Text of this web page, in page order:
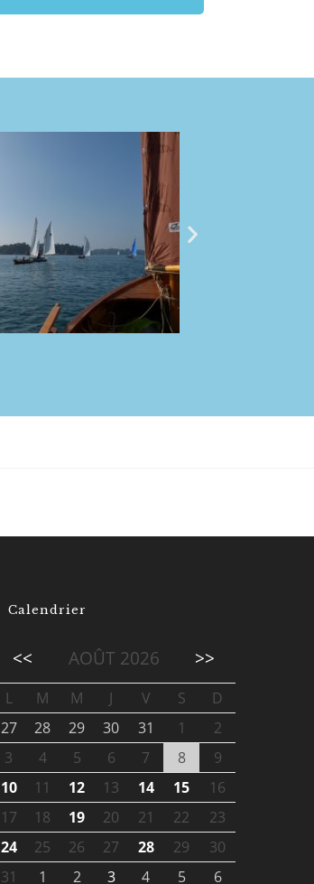
Calendrier
<< AOÛT 2026 >>
L M M J V S
D
27
28 29 30 31 1
2
3
4 5 6 7 8
9
10
11 12 13 14 15
16
17
18 19 20 21 22
23
24
25 26 27 28 29
30
31
1 2 3 4 5 6